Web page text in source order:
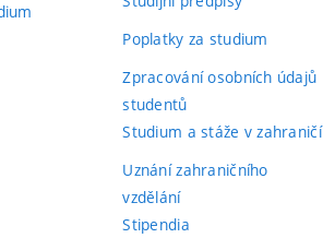
Poplatky za studium
Zpracování osobních údajů
studentů
Studium a stáže v zahraničí
Uznání zahraničního
vzdělání
Stipendia